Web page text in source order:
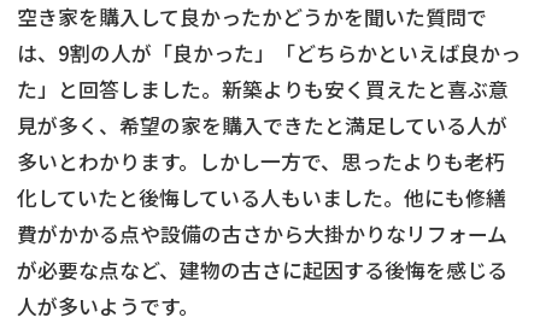
空き家を購入して良かったかどうかを聞いた質問で
は、9割の人が「良かった」「どちらかといえば良かっ
た」と回答しました。新築よりも安く買えたと喜ぶ意
見が多く、希望の家を購入できたと満足している人が
多いとわかります。しかし一方で、思ったよりも老朽
化していたと後悔している人もいました。他にも修繕
費がかかる点や設備の古さから大掛かりなリフォーム
が必要な点など、建物の古さに起因する後悔を感じる
人が多いようです。